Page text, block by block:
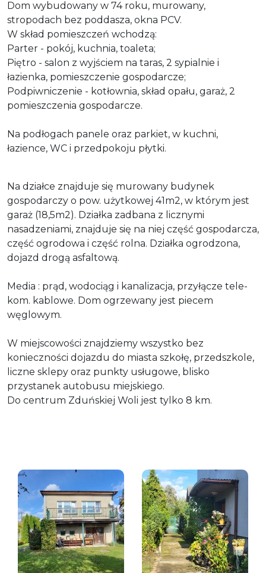
Dom wybudowany w 74 roku, murowany,
stropodach bez poddasza, okna PCV.
W skład pomieszczeń wchodzą:
Parter - pokój, kuchnia, toaleta;
Piętro - salon z wyjściem na taras, 2 sypialnie i
łazienka, pomieszczenie gospodarcze;
Podpiwniczenie - kotłownia, skład opału, garaż, 2
pomieszczenia gospodarcze.
Na podłogach panele oraz parkiet, w kuchni,
łazience, WC i przedpokoju płytki.
Na działce znajduje się murowany budynek
gospodarczy o pow. użytkowej 41m2, w którym jest
garaż (18,5m2). Działka zadbana z licznymi
nasadzeniami, znajduje się na niej część gospodarcza,
część ogrodowa i część rolna. Działka ogrodzona,
dojazd drogą asfaltową.
Media : prąd, wodociąg i kanalizacja, przyłącze tele-
kom. kablowe. Dom ogrzewany jest piecem
węglowym.
W miejscowości znajdziemy wszystko bez
konieczności dojazdu do miasta szkołę, przedszkole,
liczne sklepy oraz punkty usługowe, blisko
przystanek autobusu miejskiego.
Do centrum Zduńskiej Woli jest tylko 8 km.